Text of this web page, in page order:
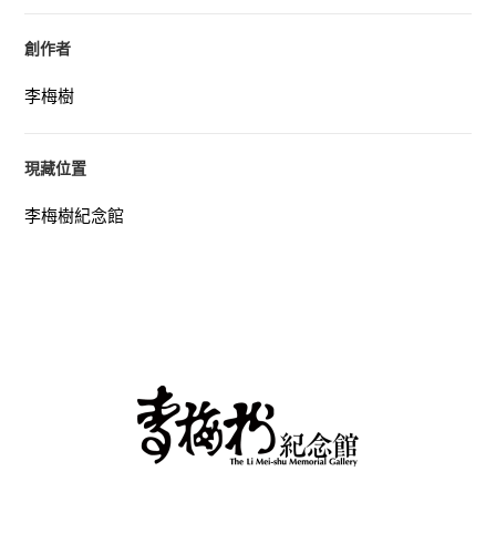
創作者
李梅樹
現藏位置
李梅樹紀念館